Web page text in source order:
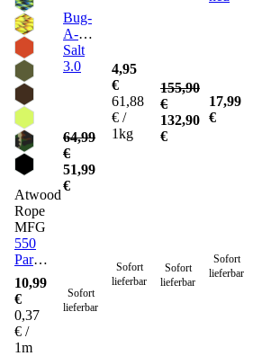
Atwood
Rope
MFG
550
Paracord
Seil 4
mm -
30
Meter
10,99
€
0,37
€ /
1m
Bug-
A-
Salt
3.0
64,99
€
51,99
€
Sofort
lieferbar
4,95
€
61,88
€ /
1kg
Sofort
lieferbar
155,90
€
132,90
€
Sofort
lieferbar
17,99
€
Sofort
lieferbar